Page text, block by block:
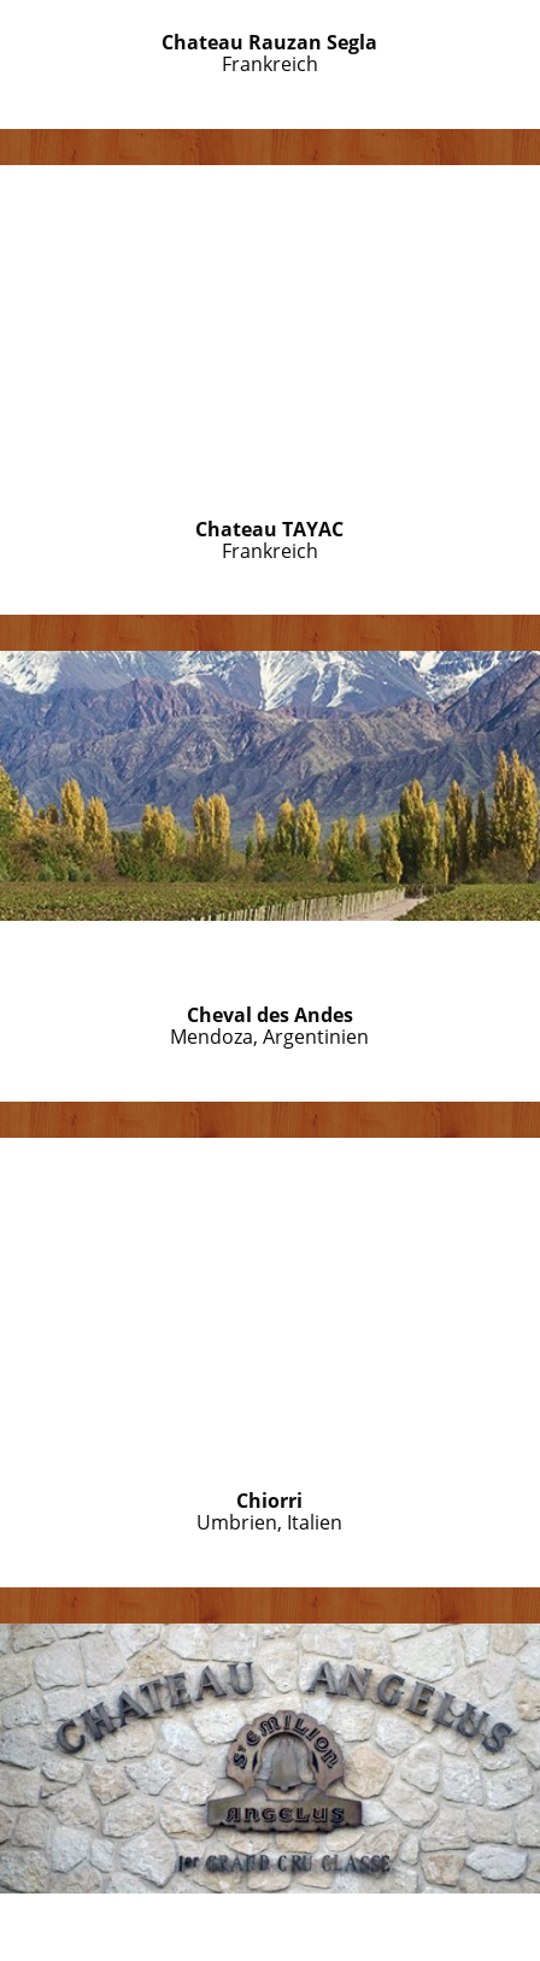
Chateau Rauzan Segla
Frankreich
Chateau TAYAC
Frankreich
Cheval des Andes
Mendoza, Argentinien
Chiorri
Umbrien, Italien